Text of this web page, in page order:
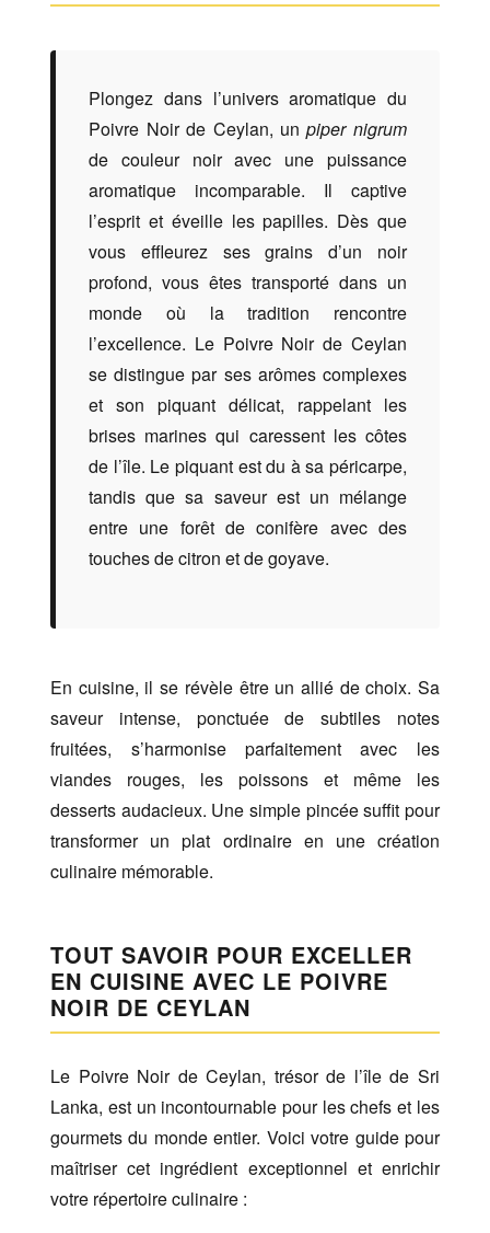
Plongez dans l’univers aromatique du
Poivre Noir de Ceylan, unpiper nigrum
de couleur noir avec une puissance
aromatique incomparable. Il captive
l’esprit et éveille les papilles. Dès que
vous effleurez ses grains d’un noir
profond, vous êtes transporté dans un
monde où la tradition rencontre
l’excellence. Le Poivre Noir de Ceylan
se distingue par ses arômes complexes
et son piquant délicat, rappelant les
brises marines qui caressent les côtes
de l’île. Le piquant est du à sa péricarpe,
tandis que sa saveur est un mélange
entre une forêt de conifère avec des
touches de citron et de goyave.
En cuisine, il se révèle être un allié de choix. Sa
saveur intense, ponctuée de subtiles notes
fruitées, s’harmonise parfaitement avec les
viandes rouges, les poissons et même les
desserts audacieux. Une simple pincée suffit pour
transformer un plat ordinaire en une création
culinaire mémorable.
TOUT SAVOIR POUR EXCELLER
EN CUISINE AVEC LE POIVRE
NOIR DE CEYLAN
Le Poivre Noir de Ceylan, trésor de l’île de Sri
Lanka, est un incontournable pour les chefs et les
gourmets du monde entier. Voici votre guide pour
maîtriser cet ingrédient exceptionnel et enrichir
votre répertoire culinaire :